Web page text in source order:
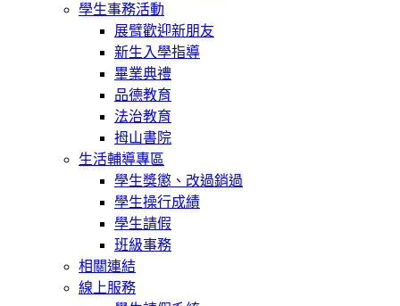
學生事務活動
展臂歡迎新朋友
新生入學指導
畢業典禮
品德教育
法治教育
拇山書院
生活輔導專區
學生獎懲、改過銷過
學生操行成績
學生請假
班級事務
相關連結
線上服務